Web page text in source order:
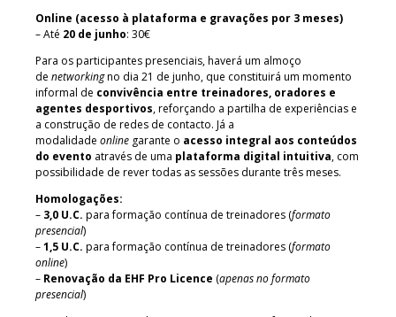
Online (acesso à plataforma e gravações por 3 meses)
– Até 20 de junho: 30€
Para os participantes presenciais, haverá um almoço
de networkingno dia 21 de junho, que constituirá um momento
informal de convivência entre treinadores, oradores e
agentes desportivos, reforçando a partilha de experiências e
a construção de redes de contacto. Já a
modalidade online garante o acesso integral aos conteúdos
do evento através de uma plataforma digital intuitiva, com
possibilidade de rever todas as sessões durante três meses.
Homologações:
– 3,0 U.C. para formação contínua de treinadores (formato
presencial)
–1,5 U.C. para formação contínua de treinadores (formato
online)
– Renovação da EHF Pro Licence (apenas no formato
presencial)